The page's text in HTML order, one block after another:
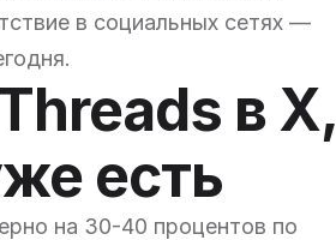
в социальных сетях —
в X,
есть
на 30-40 процентов по